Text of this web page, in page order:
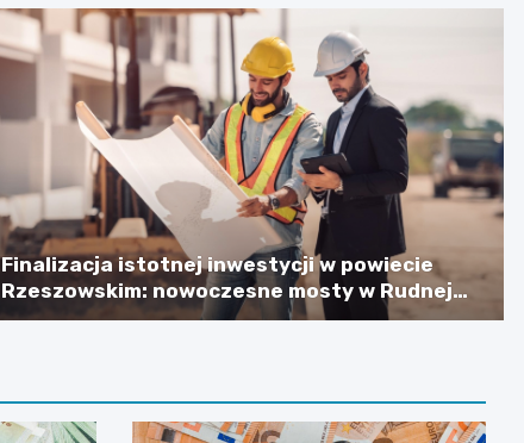
Finalizacja istotnej inwestycji w powiecie
Rzeszowskim: nowoczesne mosty w Rudnej
Małej